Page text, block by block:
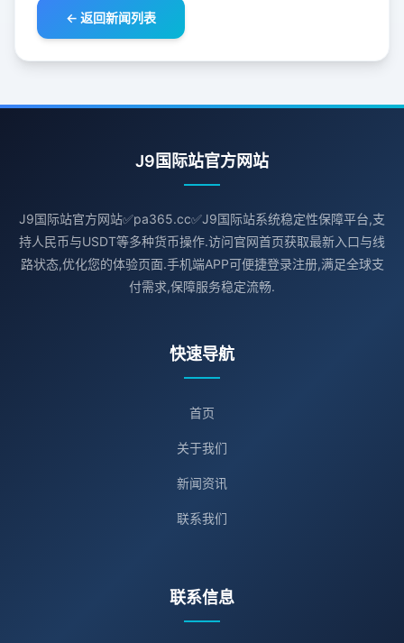
← 返回新闻列表
J9国际站官方网站
J9国际站官方网站✅pa365.cc✅J9国际站系统稳定性保障平台,支
持人民币与USDT等多种货币操作.访问官网首页获取最新入口与线
路状态,优化您的体验页面.手机端APP可便捷登录注册,满足全球支
付需求,保障服务稳定流畅.
快速导航
首页
关于我们
新闻资讯
联系我们
联系信息